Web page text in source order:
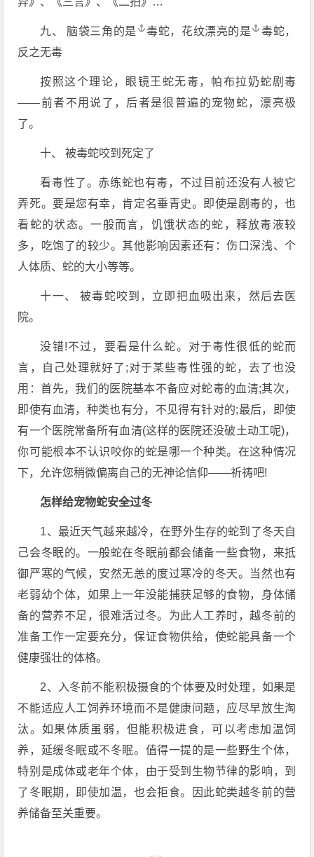
九、 脑袋三角 的是 毒蛇，花纹漂亮的是
毒蛇，
反之无毒
按照这个理论，眼镜王蛇无毒，帕布拉奶蛇剧毒
——前者不用说了，后者是很普遍的宠物蛇，漂亮极
了。
十、 被毒蛇咬到死定了
看毒性了。赤练蛇也有毒，不过目前还没有人被它
弄死。要是您有幸，肯定名垂青史。即使是剧毒的，也
看蛇的状态。一般而言，饥饿状态的蛇，释放毒液较
多，吃饱了的较少。其他影响因素还有：伤口深浅、个
人体质、蛇的大小等等。
十一、 被毒蛇咬到，立即把血吸出来，然后去医
院。
没错!不过，要看是什么蛇。对于毒性很低的蛇而
言，自己处理就好了;对于某些毒性强的蛇，去了也没
用：首先，我们的医院基本不备应对蛇毒的血清;其次，
即使有血清，种类也有分，不见得有针对的;最后，即使
有一个医院常备所有血清(这样的医院还没破土动工呢)，
你可能根本不认识咬你的蛇是哪一个种类。在这种情况
下，允许您稍微偏离自己的无神论信仰——祈祷吧!
怎样给宠物蛇安全过冬
1、最近天气越来越冷，在野外生存的蛇到了冬天自
己会冬眠的。一般蛇在冬眠前都会储备一些食物，来抵
御严寒的气候，安然无恙的度过寒冷的冬天。当然也有
老弱幼个体，如果上一年没能捕获足够的食物，身体储
备的营养不足，很难活过冬。为此人工养时，越冬前的
准备工作一定要充分，保证食物供给，使蛇能具备一个
健康强壮的体格。
2、入冬前不能积极摄食的个体要及时处理，如果是
不能适应人工饲养环境而不是健康问题，应尽早放生淘
汰。如果体质虽弱，但能积极进食，可以考虑加温饲
养，延缓冬眠或不冬眠。值得一提的是一些野生个体，
特别是成体或老年个体，由于受到生物节律的影响，到
了冬眠期，即使加温，也会拒食。因此蛇类越冬前的营
养储备至关重要。